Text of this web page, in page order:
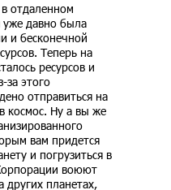
отдаленном
давно была
и бесконечной
Теперь на
ресурсов и
за этого
отправиться на
космос. Ну а вы же
вам придется
и погрузиться в
воюют
других планетах,